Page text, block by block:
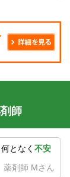
師
となく 不安
薬剤師 Mさん